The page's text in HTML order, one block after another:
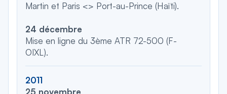
Martin et Paris <> Port-au-Prince (Haïti).
24 décembre
Mise en ligne du 3ème ATR 72-500 (F-
OIXL).
2011
25 novembre